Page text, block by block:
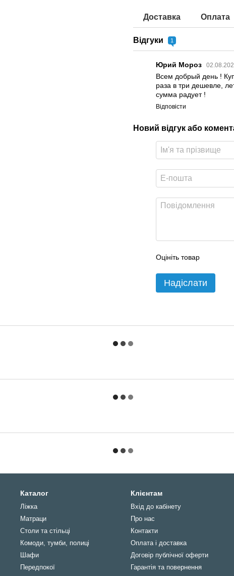
Доставка Оплата
Відгуки 1
Юрий Мороз
Всем добрый день !
раза в три дешевле,
сумма радует !
Відповісти
Новий відгук або
Оцініть товар
Надіслати
Каталог
Ліжка
Матраци
Столи та стільці
Комоди, тумби, полиці
Шафи
Передпокої
Клієнтам
Вхід до кабінету
Про нас
Контакти
Оплата і доставка
Договір публічної оферти
Гарантія та повернення